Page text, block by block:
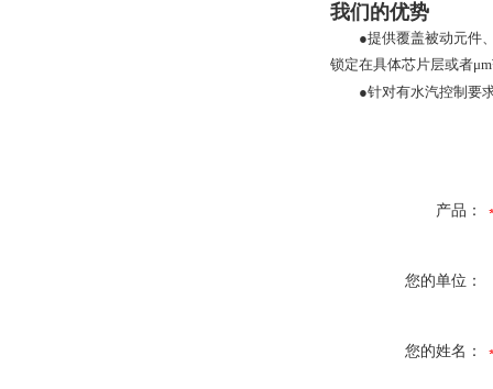
我们的优势
●提供覆盖被动元件
锁定在具体芯片层或者μm
●针对有水汽控制要
产品：
您的单位：
您的姓名：